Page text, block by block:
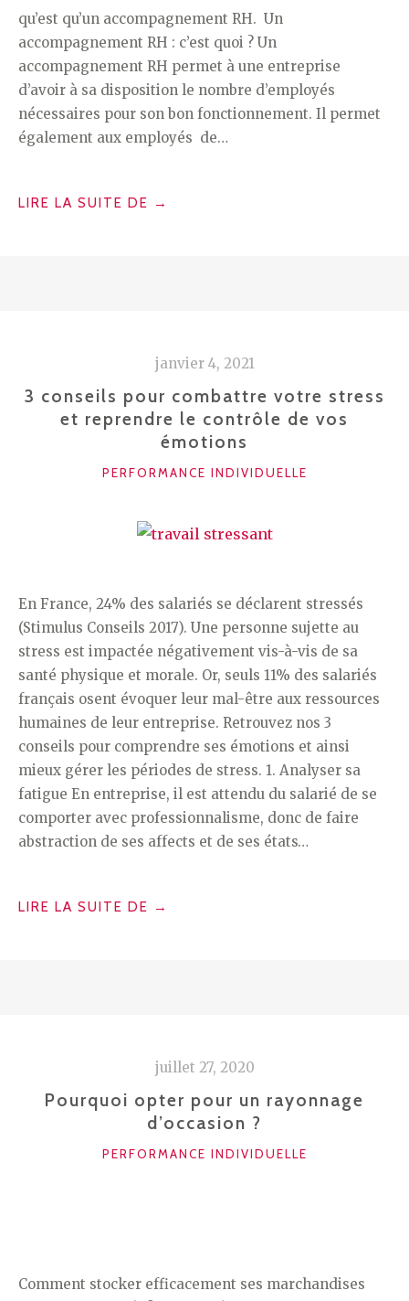
qu’est qu’un accompagnement RH. Un
accompagnement RH : c’est quoi ? Un
accompagnement RH permet à une entreprise
d’avoir à sa disposition le nombre d’employés
nécessaires pour son bon fonctionnement. Il permet
également aux employés de…
LIRE LA SUITE DE « QU’EST-
→
janvier 4, 2021
3 conseils pour combattre votre stress
et reprendre le contrôle de vos
émotions
CATÉGORIES
PERFORMANCE INDIVIDUELLE
En France, 24% des salariés se déclarent stressés
(Stimulus Conseils 2017). Une personne sujette au
stress est impactée négativement vis-à-vis de sa
santé physique et morale. Or, seuls 11% des salariés
français osent évoquer leur mal-être aux ressources
humaines de leur entreprise. Retrouvez nos 3
conseils pour comprendre ses émotions et ainsi
mieux gérer les périodes de stress. 1. Analyser sa
fatigue En entreprise, il est attendu du salarié de se
comporter avec professionnalisme, donc de faire
abstraction de ses affects et de ses états…
LIRE LA SUITE DE « 3
REPRENDRE
LE
CONTRÔLE
→
juillet 27, 2020
Pourquoi opter pour un rayonnage
d’occasion ?
CATÉGORIES
PERFORMANCE INDIVIDUELLE
Comment stocker efficacement ses marchandises